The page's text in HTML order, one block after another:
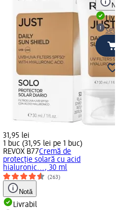
31,95 lei
1 buc (31,95 lei pe 1 buc)
REVOX B77Cremă de
protecție solară cu acid
hialuronic..., 30 ml
(263)
Notă
Livrabil
Notă